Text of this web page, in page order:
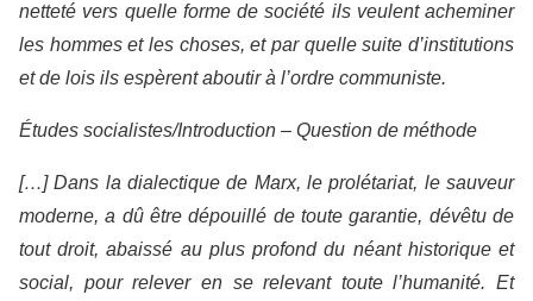
netteté vers quelle forme de société ils veulent acheminer
les hommes et les choses, et par quelle suite d’institutions
et de lois ils espèrent aboutir à l’ordre communiste.
Études socialistes/Introduction – Question de méthode
[…] Dans la dialectique de Marx, le prolétariat, le sauveur
moderne, a dû être dépouillé de toute garantie, dévêtu de
tout droit, abaissé au plus profond du néant historique et
social, pour relever en se relevant toute l’humanité. Et